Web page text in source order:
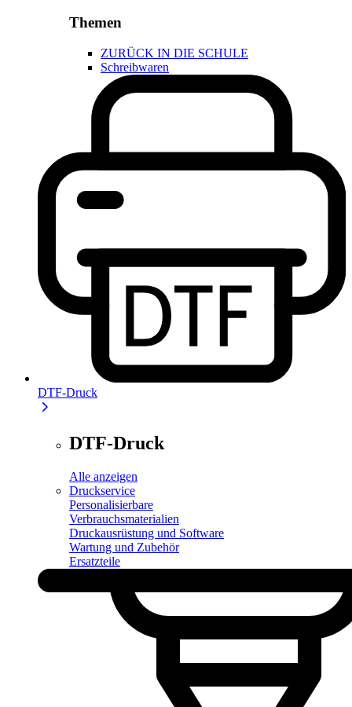
Themen
ZURÜCK IN DIE SCHULE
Schreibwaren
DTF-Druck
DTF-Druck
Alle anzeigen
Druckservice
Personalisierbare
Verbrauchsmaterialien
Druckausrüstung und Software
Wartung und Zubehör
Ersatzteile